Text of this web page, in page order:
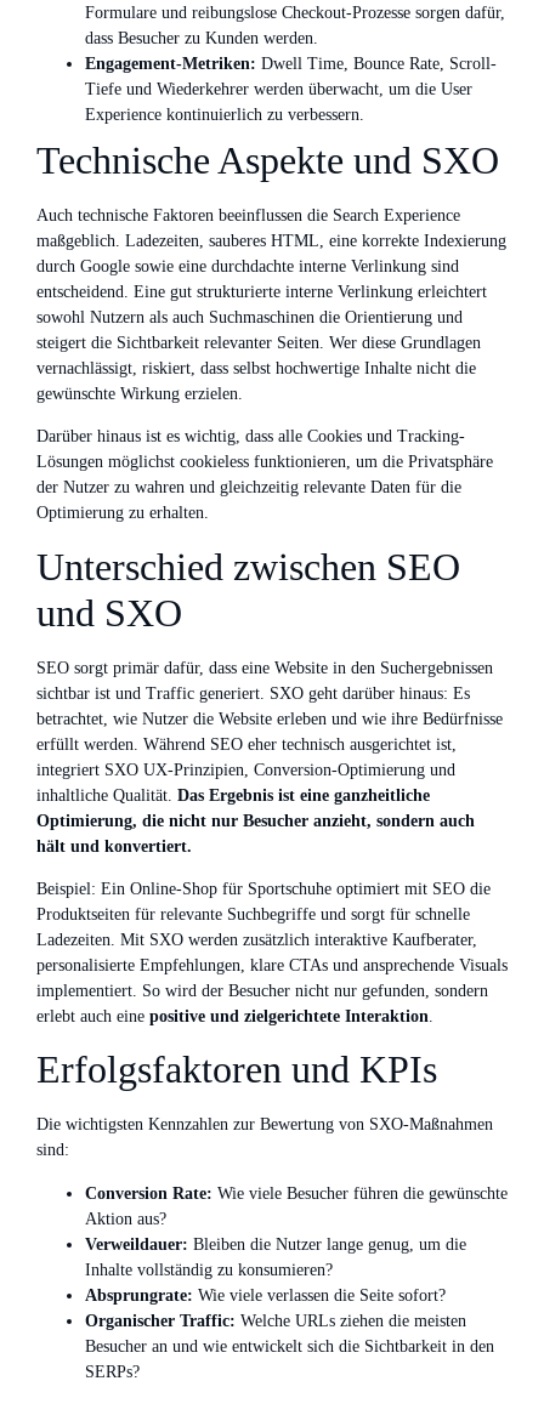
Formulare und reibungslose Checkout-Prozesse sorgen dafür,
dass Besucher zu Kunden werden.
Engagement-Metriken: Dwell Time, Bounce Rate, Scroll-
Tiefe und Wiederkehrer werden überwacht, um die User
Experience kontinuierlich zu verbessern.
Technische Aspekte und SXO
Auch technische Faktoren beeinflussen die Search Experience
maßgeblich. Ladezeiten, sauberes HTML, eine korrekte Indexierung
durch Google sowie eine durchdachte interne Verlinkung sind
entscheidend. Eine gut strukturierte interne Verlinkung erleichtert
sowohl Nutzern als auch Suchmaschinen die Orientierung und
steigert die Sichtbarkeit relevanter Seiten. Wer diese Grundlagen
vernachlässigt, riskiert, dass selbst hochwertige Inhalte nicht die
gewünschte Wirkung erzielen.
Darüber hinaus ist es wichtig, dass alle Cookies und Tracking-
Lösungen möglichst cookieless funktionieren, um die Privatsphäre
der Nutzer zu wahren und gleichzeitig relevante Daten für die
Optimierung zu erhalten.
Unterschied zwischen SEO
und SXO
SEO sorgt primär dafür, dass eine Website in den Suchergebnissen
sichtbar ist und Traffic generiert. SXO geht darüber hinaus: Es
betrachtet, wie Nutzer die Website erleben und wie ihre Bedürfnisse
erfüllt werden. Während SEO eher technisch ausgerichtet ist,
integriert SXO UX-Prinzipien, Conversion-Optimierung und
inhaltliche Qualität. Das Ergebnis ist eine ganzheitliche
Optimierung, die nicht nur Besucher anzieht, sondern auch
hält und konvertiert.
Beispiel: Ein Online-Shop für Sportschuhe optimiert mit SEO die
Produktseiten für relevante Suchbegriffe und sorgt für schnelle
Ladezeiten. Mit SXO werden zusätzlich interaktive Kaufberater,
personalisierte Empfehlungen, klare CTAs und ansprechende Visuals
implementiert. So wird der Besucher nicht nur gefunden, sondern
erlebt auch eine positive und zielgerichtete Interaktion
Erfolgsfaktoren und KPIs
Die wichtigsten Kennzahlen zur Bewertung von SXO-Maßnahmen
sind:
Conversion Rate: Wie viele Besucher führen die gewünschte
Aktion aus?
Verweildauer: Bleiben die Nutzer lange genug, um die
Inhalte vollständig zu konsumieren?
Absprungrate: Wie viele verlassen die Seite sofort?
Organischer Traffic: Welche URLs ziehen die meisten
Besucher an und wie entwickelt sich die Sichtbarkeit in den
SERPs?